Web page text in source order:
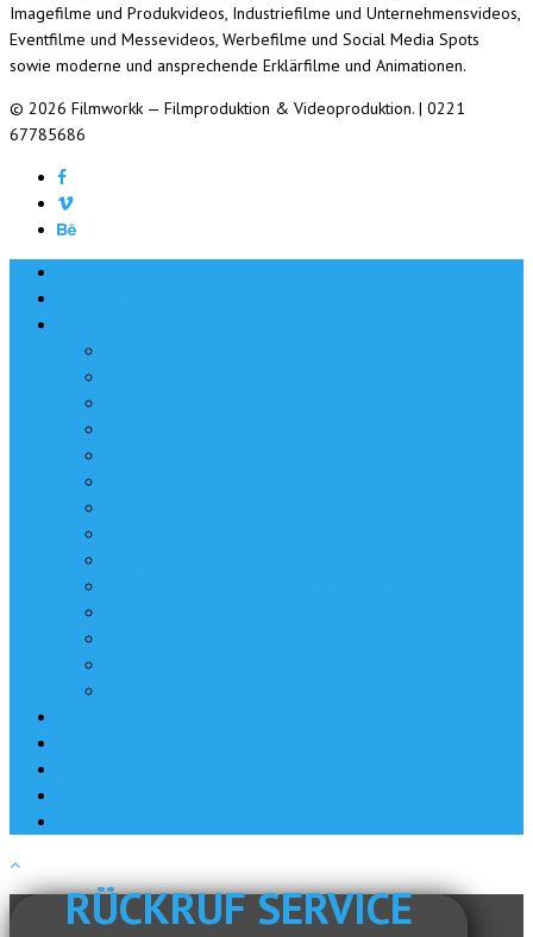
Imagefilme und Produkvideos, Industriefilme und Unternehmensvideos,
Eventfilme und Messevideos, Werbefilme und Social Media Spots
sowie moderne und ansprechende Erklärfilme und Animationen.
© 2026 Filmworkk — Filmproduktion & Videoproduktion. | 0221
67785686
RÜCKRUF SERVICE